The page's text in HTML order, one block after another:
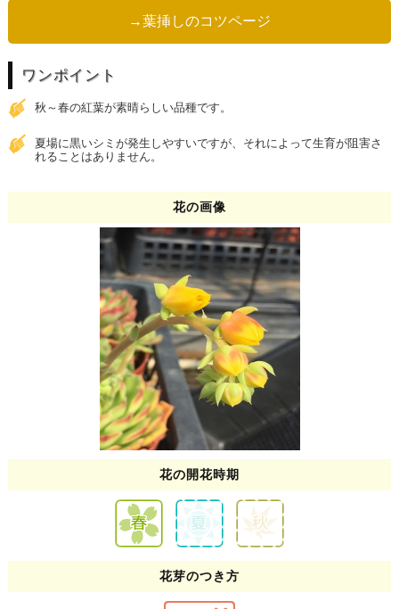
→葉挿しのコツページ
ワンポイント
秋～春の紅葉が素晴らしい品種です。
夏場に黒いシミが発生しやすいですが、それによって生育が阻害さ
れることはありません。
花の画像
花の開花時期
花芽のつき方